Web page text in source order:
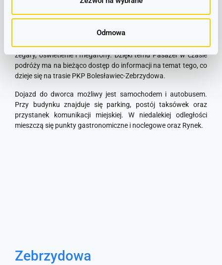
Odmowa
Znajdujący się w centrum miasta dworzec kolejowy został
otwarty w 1845 roku, wraz z uruchomieniem stacji. Po
Pasażerów są poczekalnia, kasa biletowa, minibar oraz
toalety. Na peronach postawiono ławki oraz zamontowano
zegary, oświetlenie i megafony. Dzięki temu Pasażer w czasie
podróży ma na bieżąco dostęp do informacji na temat tego, co
dzieje się na trasie PKP Bolesławiec-Zebrzydowa.
Dojazd do dworca możliwy jest samochodem i autobusem.
Przy budynku znajduje się parking, postój taksówek oraz
przystanek komunikacji miejskiej. W niedalekiej odległości
mieszczą się punkty gastronomiczne i noclegowe oraz Rynek.
Zebrzydowa